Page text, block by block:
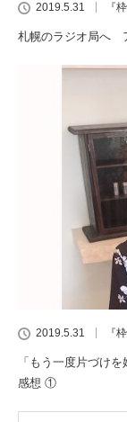
2019.5.31 『
札幌のラジオ局へ
2019.5.31 『
「もう一度片づけ
感想 ①